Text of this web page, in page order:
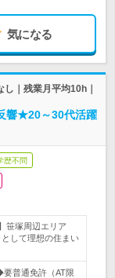
気になる
｜残業月平均10h｜
響★20～30代活躍
歴不問
笹塚周辺エリア
して理想の住まい
普通免許（AT限